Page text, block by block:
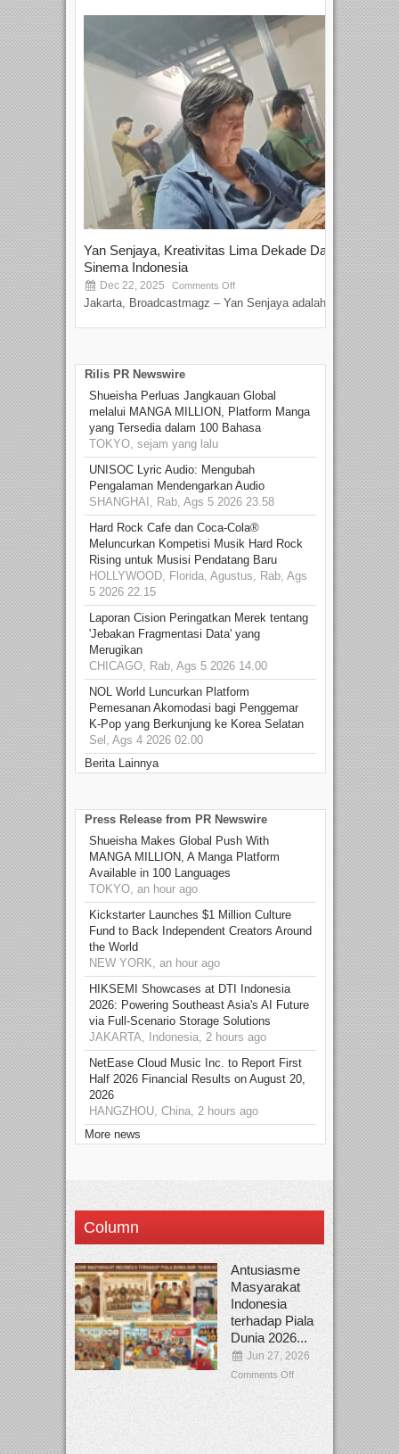
Yan Senjaya, Kreativitas Lima Dekade Dalam
Sinema Indonesia
Dec 22, 2025 Comments Off
Jakarta, Broadcastmagz – Yan Senjaya adalah...
Rilis PR Newswire
Shueisha Perluas Jangkauan Global
melalui MANGA MILLION, Platform Manga
yang Tersedia dalam 100 Bahasa
TOKYO, sejam yang lalu
UNISOC Lyric Audio: Mengubah
Pengalaman Mendengarkan Audio
SHANGHAI, Rab, Ags 5 2026 23.58
Hard Rock Cafe dan Coca-Cola®
Meluncurkan Kompetisi Musik Hard Rock
Rising untuk Musisi Pendatang Baru
HOLLYWOOD, Florida, Agustus, Rab, Ags
5 2026 22.15
Laporan Cision Peringatkan Merek tentang
'Jebakan Fragmentasi Data' yang
Merugikan
CHICAGO, Rab, Ags 5 2026 14.00
NOL World Luncurkan Platform
Pemesanan Akomodasi bagi Penggemar
K-Pop yang Berkunjung ke Korea Selatan
Sel, Ags 4 2026 02.00
Berita Lainnya
Press Release from PR Newswire
Shueisha Makes Global Push With
MANGA MILLION, A Manga Platform
Available in 100 Languages
TOKYO, an hour ago
Kickstarter Launches $1 Million Culture
Fund to Back Independent Creators Around
the World
NEW YORK, an hour ago
HIKSEMI Showcases at DTI Indonesia
2026: Powering Southeast Asia's AI Future
via Full‑Scenario Storage Solutions
JAKARTA, Indonesia, 2 hours ago
NetEase Cloud Music Inc. to Report First
Half 2026 Financial Results on August 20,
2026
HANGZHOU, China, 2 hours ago
More news
Column
Antusiasme
Masyarakat
Indonesia
terhadap Piala
Dunia 2026...
Jun 27, 2026
Comments Off